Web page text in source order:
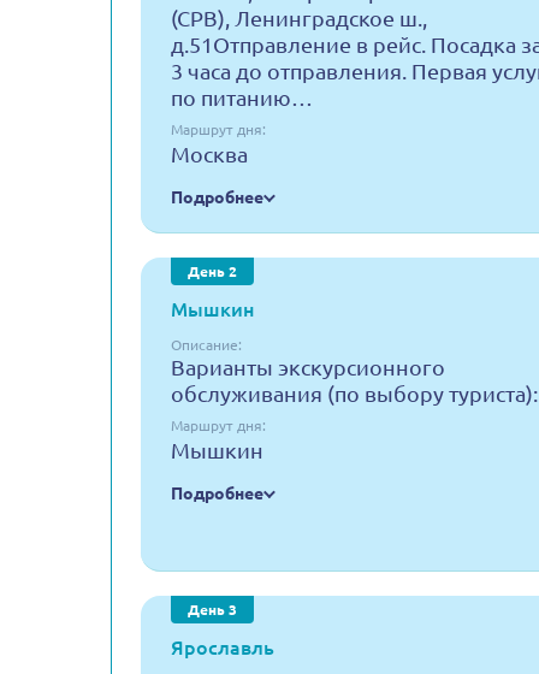
(СРВ), Ленинградское ш.,
д.51Отправление в рейс. Посадка
3 часа до отправления. Первая
по питанию…
Маршрут дня:
Москва
Подробнее
День 2
Мышкин
Описание:
Варианты экскурсионного
обслуживания (по выбору туриста):
Маршрут дня:
Мышкин
Подробнее
День 3
Ярославль